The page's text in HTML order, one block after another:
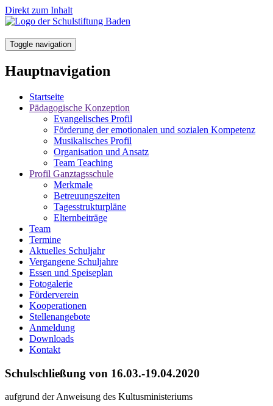
Direkt zum Inhalt
Toggle navigation
Hauptnavigation
Startseite
Pädagogische Konzeption
Evangelisches Profil
Förderung der emotionalen und sozialen Kompetenz
Musikalisches Profil
Organisation und Ansatz
Team Teaching
Profil Ganztagsschule
Merkmale
Betreuungszeiten
Tagesstrukturpläne
Elternbeiträge
Team
Termine
Aktuelles Schuljahr
Vergangene Schuljahre
Essen und Speiseplan
Fotogalerie
Förderverein
Kooperationen
Stellenangebote
Anmeldung
Downloads
Kontakt
Schulschließung von 16.03.-19.04.2020
aufgrund der Anweisung des Kultusministeriums